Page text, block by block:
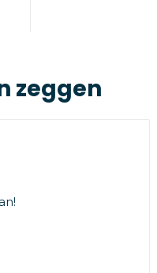
zeggen